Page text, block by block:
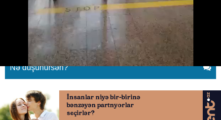
17.05.2026
QAFQAZINFO.AZ ABUNƏ OL
Nə düşünürsən?